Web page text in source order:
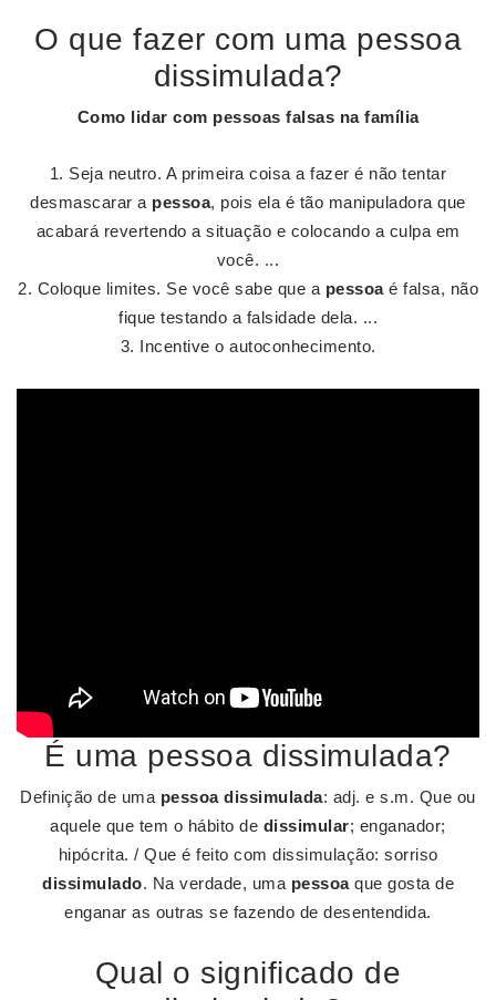
O que fazer com uma pessoa
dissimulada?
Como lidar com pessoas falsas na família
Seja neutro. A primeira coisa a fazer é não tentar
desmascarar a pessoa, pois ela é tão manipuladora que
acabará revertendo a situação e colocando a culpa em
você. ...
Coloque limites. Se você sabe que a pessoaé falsa, não
fique testando a falsidade dela. ...
Incentive o autoconhecimento.
É uma pessoa dissimulada?
Definição de uma pessoa dissimulada: adj. e s.m. Que ou
aquele que tem o hábito de dissimular; enganador;
hipócrita. / Que é feito com dissimulação: sorriso
dissimulado. Na verdade, uma pessoaque gosta de
enganar as outras se fazendo de desentendida.
Qual o significado de